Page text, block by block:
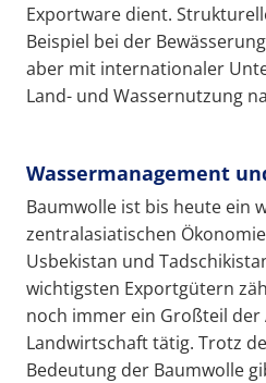
Exportware dient.
Beispiel bei der
aber mit internationaler
Land- und Wassernutzung
Wassermanagement
Baumwolle ist bis heute ein
zentralasiatischen
Usbekistan und
wichtigsten Exportgütern
noch immer ein Großteil
Landwirtschaft tätig. Trotz
Bedeutung der Baumwolle